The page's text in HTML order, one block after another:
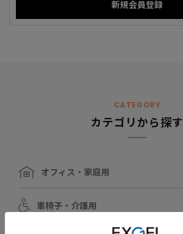
CATEGORY
カテゴリから探す
オフィス・家庭用
車椅子・介護用